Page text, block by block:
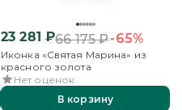
23 281 ₽66 175₽-65%
Иконка «Святая Марина» из
красного золота
Нет оценок
В корзину